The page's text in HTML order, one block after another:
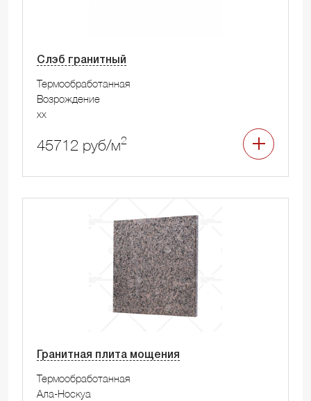
Слэб гранитный
Термообработанная
Возрождение
xx
45712 руб/м2
Гранитная плита мощения
Термообработанная
Ала-Носкуа